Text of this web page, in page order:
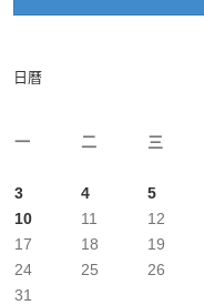
日曆
一
二 三
3
4 5
10
11 12
17
18 19
24
25 26
31